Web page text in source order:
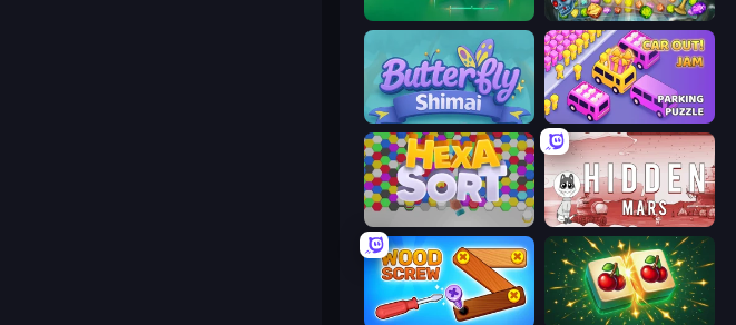
Piles of Mahjong Forgotten Treasure 2
Butterfly Shimai Car OUT! Jam Parking Puzzle
Hidden Mars